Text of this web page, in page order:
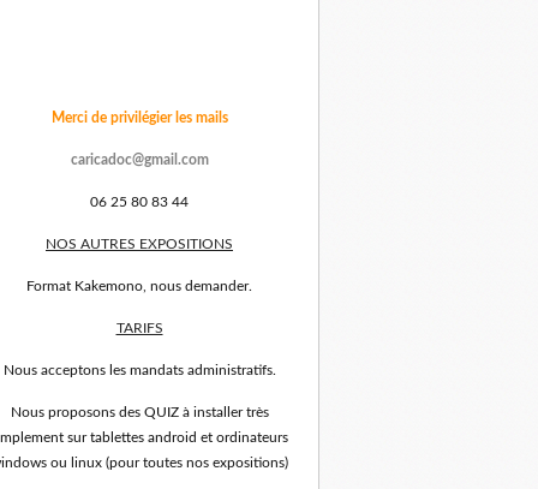
Merci de privilégier les mails
caricadoc@gmail.com
06 25 80 83 44
NOS AUTRES EXPOSITIONS
Format Kakemono, nous demander.
TARIFS
Nous acceptons les mandats administratifs.
Nous proposons des QUIZ à installer très
sur tablettes android et ordinateurs
ou linux (pour toutes nos expositions)